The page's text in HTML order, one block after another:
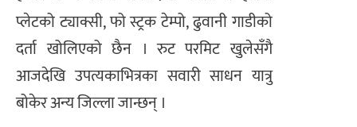
प्लेटको ट्याक्सी, फो स्ट्रक टेम्पो, ढुवानी गाडीको
दर्ता खोलिएको छैन । रुट परमिट खुलेसँगै
आजदेखि उपत्यकाभित्रका सवारी साधन यात्रु
बोकेर अन्य जिल्ला जान्छन् ।